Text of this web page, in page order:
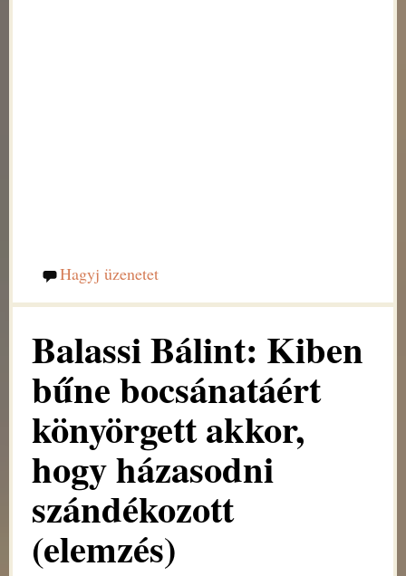
Hagyj üzenetet
Balassi Bálint: Kiben
bűne bocsánatáért
könyörgett akkor,
hogy házasodni
szándékozott
(elemzés)